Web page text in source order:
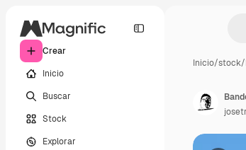
Crear
Inicio
Buscar
Stock
Explorar
Inicio/stock/